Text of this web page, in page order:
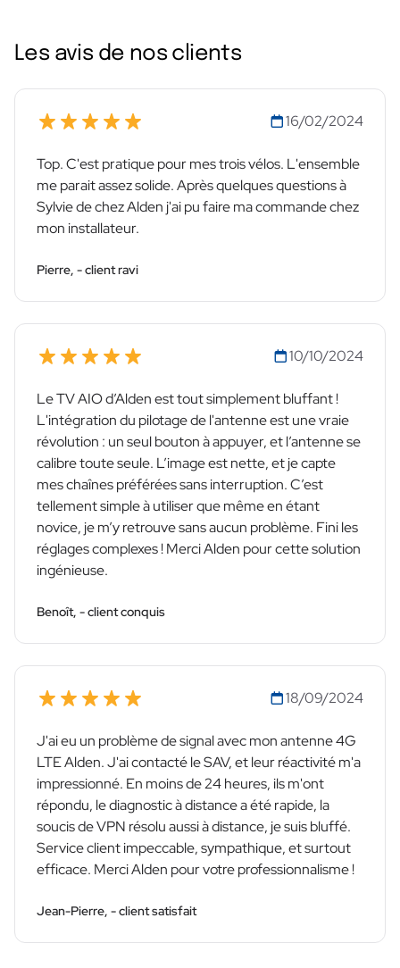
Les avis de nos clients
16/02/2024
Top. C'est pratique pour mes trois vélos. L'ensemble
me parait assez solide. Après quelques questions à
Sylvie de chez Alden j'ai pu faire ma commande chez
mon installateur.
Pierre, - client ravi
10/10/2024
Le TV AIO d’Alden est tout simplement bluffant !
L'intégration du pilotage de l'antenne est une vraie
révolution : un seul bouton à appuyer, et l’antenne se
calibre toute seule. L’image est nette, et je capte
mes chaînes préférées sans interruption. C’est
tellement simple à utiliser que même en étant
novice, je m’y retrouve sans aucun problème. Fini les
réglages complexes ! Merci Alden pour cette solution
ingénieuse.
Benoît, - client conquis
18/09/2024
J'ai eu un problème de signal avec mon antenne 4G
LTE Alden. J'ai contacté le SAV, et leur réactivité m'a
impressionné. En moins de 24 heures, ils m'ont
répondu, le diagnostic à distance a été rapide, la
soucis de VPN résolu aussi à distance, je suis bluffé.
Service client impeccable, sympathique, et surtout
efficace. Merci Alden pour votre professionnalisme !
Jean-Pierre, - client satisfait